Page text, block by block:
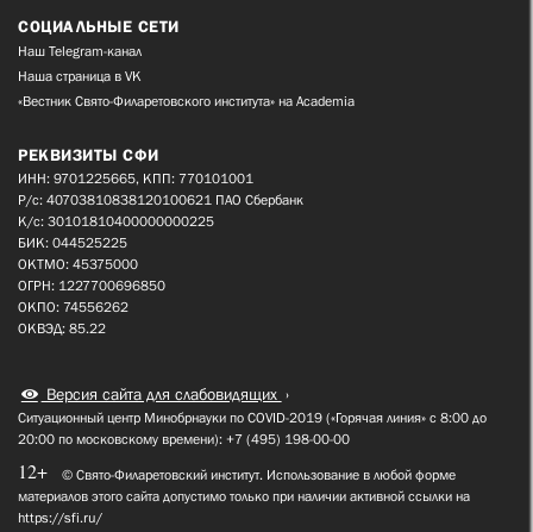
СОЦИАЛЬНЫЕ СЕТИ
Наш Telegram-канал
Наша страница в VK
«Вестник Свято-Филаретовского института» на Academia
РЕКВИЗИТЫ СФИ
ИНН: 9701225665, КПП: 770101001
Р/с: 40703810838120100621 ПАО Сбербанк
К/с: 30101810400000000225
БИК: 044525225
ОКТМО: 45375000
ОГРН: 1227700696850
ОКПО: 74556262
ОКВЭД: 85.22
Версия сайта для слабовидящих
Ситуационный центр Минобрнауки по COVID-2019 («Горячая линия» с 8:00 до
20:00 по московскому времени): +7 (495) 198-00-00
12+
© Свято-Филаретовский институт. Использование в любой форме
материалов этого сайта допустимо только при наличии активной ссылки на
https://sfi.ru/